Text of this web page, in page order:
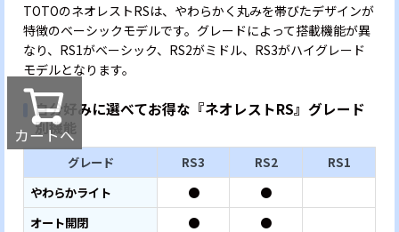
TOTOのネオレストRSは、やわらかく丸みを帯びたデザインが
特徴のベーシックモデルです。グレードによって搭載機能が異
なり、RS1がベーシック、RS2がミドル、RS3がハイグレード
モデルとなります。
自分好みに選べてお得な『ネオレストRS』グレード
別機能
グレード RS3 RS2
RS1
やわらかライト
●
●
オート開閉
● ●
カートへ